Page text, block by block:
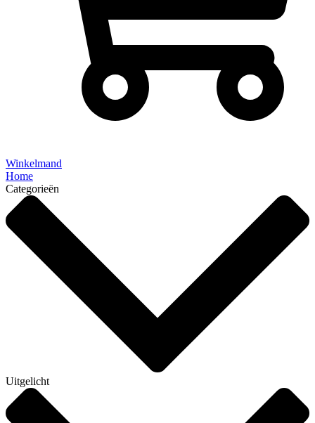
Winkelmand
Home
Categorieën
Uitgelicht